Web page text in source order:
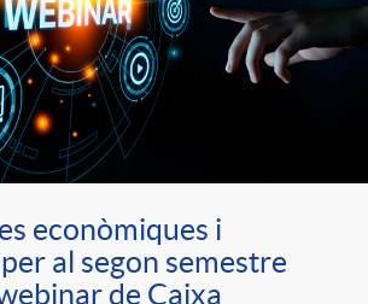
econòmiques i
al segon semestre
de Caixa